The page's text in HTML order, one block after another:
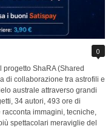
0
ShaRA (Shared
di collaborazione tra astrofili e
australe attraverso grandi
34 autori, 493 ore di
immagini, tecniche,
spettacolari meraviglie del